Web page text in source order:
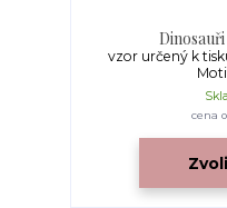
vzor určený k
cena